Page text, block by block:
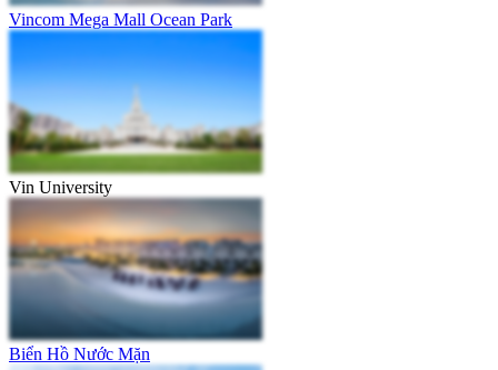
Vincom Mega Mall Ocean Park
Vin University
Biển Hồ Nước Mặn